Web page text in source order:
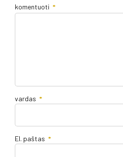
komentuoti *
vardas *
El. paštas *